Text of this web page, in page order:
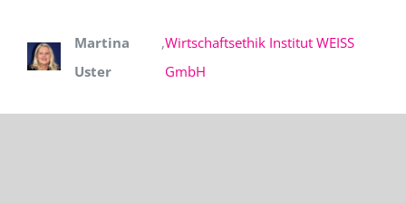
Martina
Uster
,Wirtschaftsethik Institut WEISS
GmbH